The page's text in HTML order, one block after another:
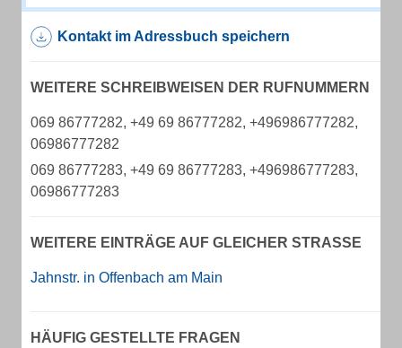
Kontakt im Adressbuch speichern
WEITERE SCHREIBWEISEN DER RUFNUMMERN
069 86777282, +49 69 86777282, +496986777282,
06986777282
069 86777283, +49 69 86777283, +496986777283,
06986777283
WEITERE EINTRÄGE AUF GLEICHER STRASSE
Jahnstr. in Offenbach am Main
HÄUFIG GESTELLTE FRAGEN